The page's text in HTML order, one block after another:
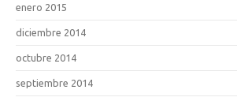
enero 2015
diciembre 2014
octubre 2014
septiembre 2014